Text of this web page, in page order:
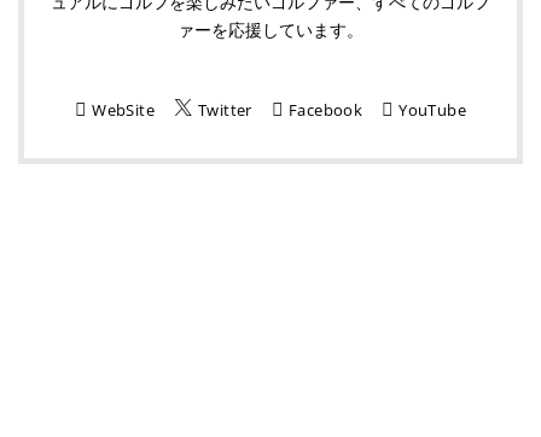
ァーを応援しています。
WebSite Twitter Facebook YouTube